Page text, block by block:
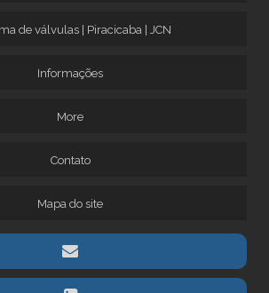
de válvulas | Piracicaba | JCN
Informações
More
Contato
Mapa do site